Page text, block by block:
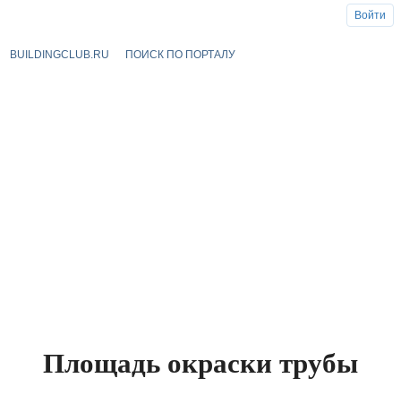
BUILDINGCLUB.RU ПОИСК ПО ПОРТАЛУ
Площадь окраски трубы
Войти